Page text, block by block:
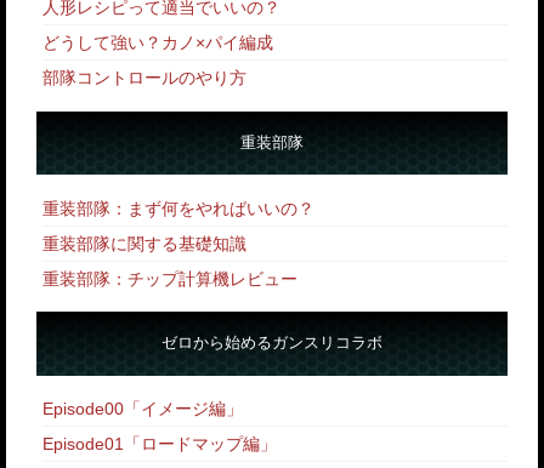
人形レシピって適当でいいの？
どうして強い？カノ×パイ編成
部隊コントロールのやり方
重装部隊
重装部隊：まず何をやればいいの？
重装部隊に関する基礎知識
重装部隊：チップ計算機レビュー
ゼロから始めるガンスリコラボ
Episode00「イメージ編」
Episode01「ロードマップ編」